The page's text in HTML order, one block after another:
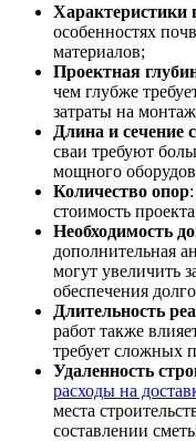
Характеристики
особенностях
материалов;
Проектная
чем глубже
затраты на
Длина и сечение
сваи требуют
мощного
Количество опор
стоимость
Необходимость
дополнительная
могут увеличить
обеспечения
Длительность
работ также
требует сложных
Удаленность
расходы на
места
составлении